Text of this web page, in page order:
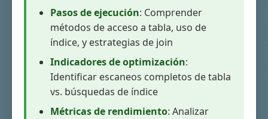
Pasos de ejecución: Comprender
métodos de acceso a tabla, uso de
índice, y estrategias de join
Indicadores de optimización:
Identificar escaneos completos de tabla
vs. búsquedas de índice
Métricas de rendimiento: Analizar